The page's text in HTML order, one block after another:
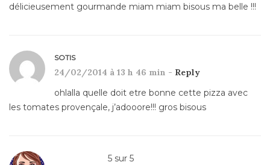
délicieusement gourmande miam miam bisous ma belle !!!
SOTIS
24/02/2014 à 13 h 46 min - Reply
ohlalla quelle doit etre bonne cette pizza avec
les tomates provençale, j’adooore!!! gros bisous
5 sur 5